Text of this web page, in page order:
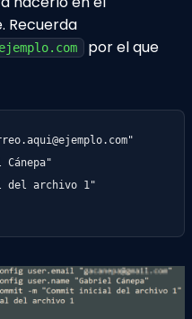
Recuerda
por el que
"
del archivo 1"